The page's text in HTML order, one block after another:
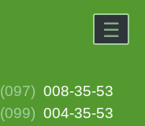
×
☰
(097) 008-35-53
(099) 004-35-53